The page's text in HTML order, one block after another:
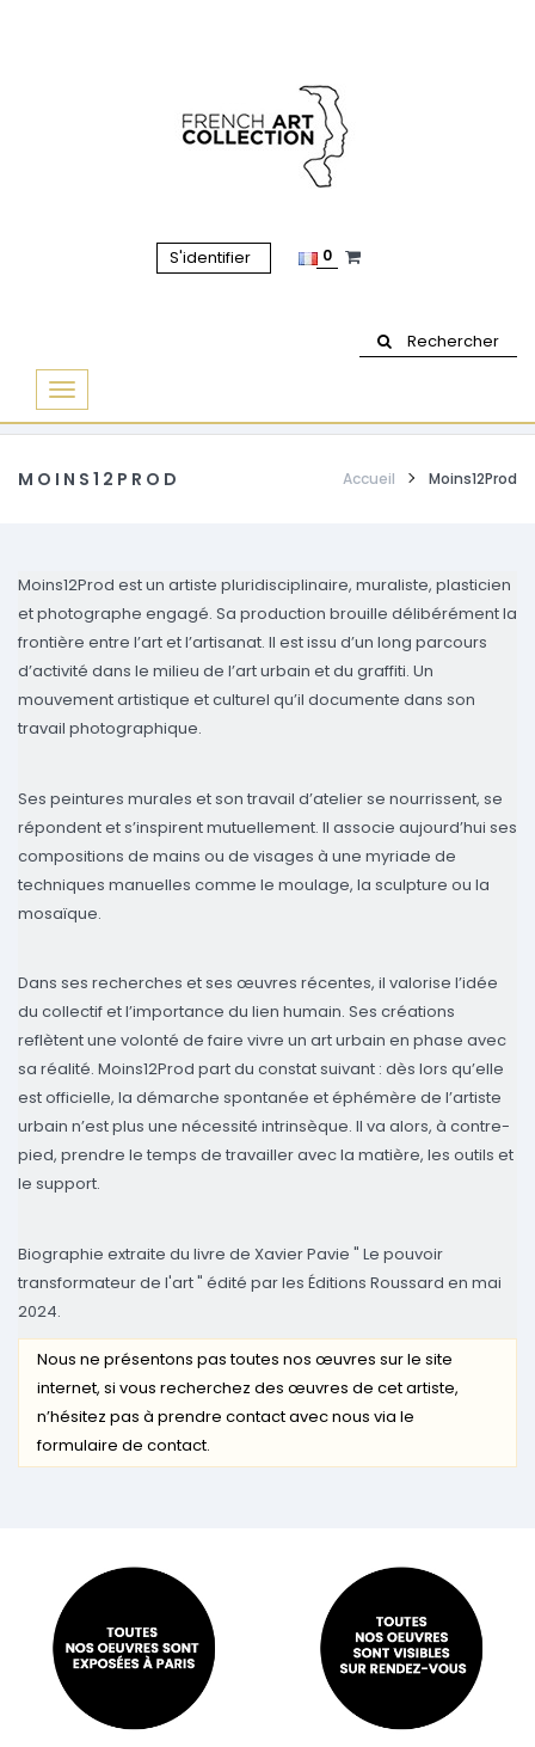
S'identifier 0
Rechercher
Basculer
la
MOINS12PROD Accueil Moins12Prod
Moins12Prod est un artiste pluridisciplinaire, muraliste, plasticien
et photographe engagé. Sa production brouille délibérément la
frontière entre l’art et l’artisanat. Il est issu d’un long parcours
d’activité dans le milieu de l’art urbain et du graffiti. Un
mouvement artistique et culturel qu’il documente dans son
travail photographique.
Ses peintures murales et son travail d’atelier se nourrissent, se
répondent et s’inspirent mutuellement. Il associe aujourd’hui ses
compositions de mains ou de visages à une myriade de
techniques manuelles comme le moulage, la sculpture ou la
mosaïque.
Dans ses recherches et ses œuvres récentes, il valorise l’idée
du collectif et l’importance du lien humain. Ses créations
reflètent une volonté de faire vivre un art urbain en phase avec
sa réalité. Moins12Prod part du constat suivant : dès lors qu’elle
est officielle, la démarche spontanée et éphémère de l’artiste
urbain n’est plus une nécessité intrinsèque. Il va alors, à contre-
pied, prendre le temps de travailler avec la matière, les outils et
le support.
Biographie extraite du livre de Xavier Pavie " Le pouvoir
transformateur de l'art " édité par les Éditions Roussard en mai
2024.
Nous ne présentons pas toutes nos œuvres sur le site
internet, si vous recherchez des œuvres de cet artiste,
n’hésitez pas à prendre contact avec nous via le
formulaire de contact.